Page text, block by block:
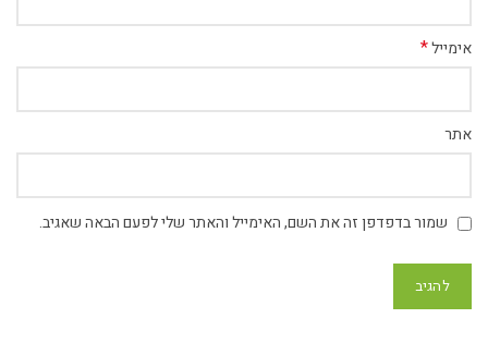
אימייל*
אתר
שמור בדפדפן זה את השם, האימייל והאתר שלי לפעם הבאה שאגיב.